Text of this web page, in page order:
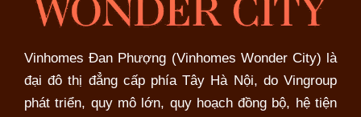
Vinhomes Đan Phượng (Vinhomes Wonder City) là
đại đô thị đẳng cấp phía Tây Hà Nội, do Vingroup
phát triển, quy mô lớn, quy hoạch đồng bộ, hệ tiện